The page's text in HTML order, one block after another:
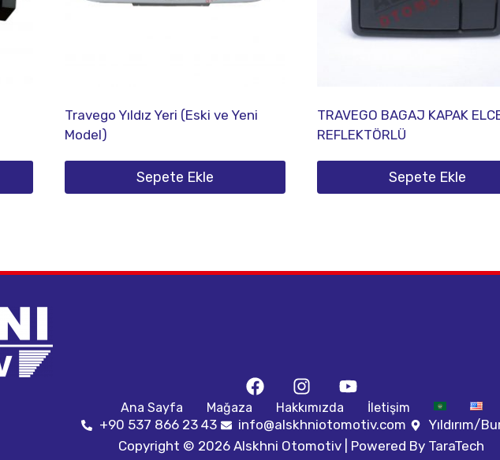
Travego Yıldız Yeri (Eski ve Yeni
Model)
Sepete Ekle
TRAVEGO BAGAJ KAPAK
REFLEKTÖRLÜ
Sepete Ekle
Ana Sayfa Mağaza Hakkımızda İletişim
+90 537 866 23 43 info@alskhniotomotiv.com
Yıldırım/
Copyright © 2026 Alskhni Otomotiv | Powered By TaraTech